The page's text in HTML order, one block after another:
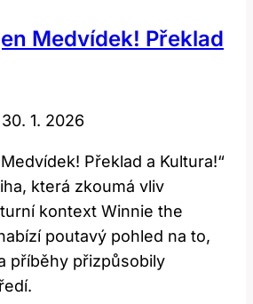
Medvídek! Překlad
30. 1. 2026
Překlad a Kultura!“
která zkoumá vliv
kontext Winnie the
poutavý pohled na to,
příběhy přizpůsobily